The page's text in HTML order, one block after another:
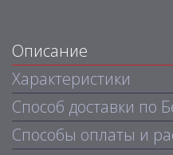
Описание
Характеристики
Способ доставки по
Способы оплаты и